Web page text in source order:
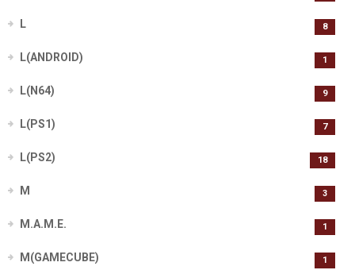
L 8
L(ANDROID) 1
L(N64) 9
L(PS1) 7
L(PS2) 18
M 3
M.A.M.E. 1
M(GAMECUBE) 1